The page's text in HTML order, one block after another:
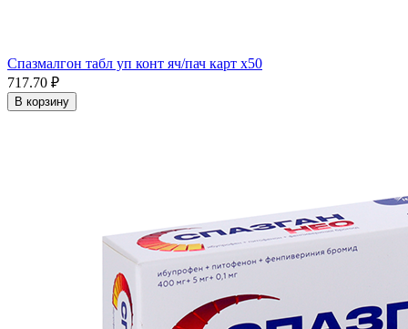
Спазмалгон табл уп конт яч/пач карт x50
717.70 ₽
В корзину